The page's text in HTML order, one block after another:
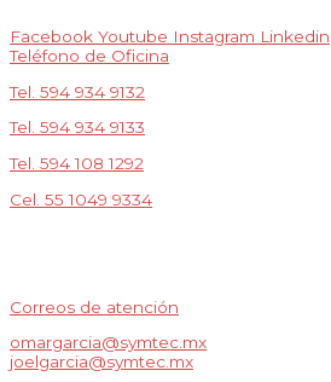
Facebook Youtube Instagram Linkedin
Teléfono de Oficina
Tel. 594 934 9132
Tel. 594 934 9133
Tel. 594 108 1292
Cel. 55 1049 9334
Correos de atención
omargarcia@symtec.mx
joelgarcia@symtec.mx